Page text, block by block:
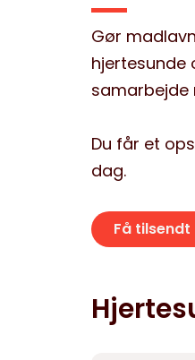
Gør
hjertesunde
Du får et
dag.
Få